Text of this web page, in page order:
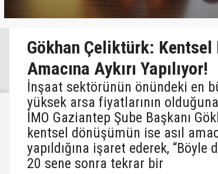
Gökhan Çeliktürk: Kentsel
Amacına Aykırı Yapılıyor!
İnşaat sektörünün önündeki en
yüksek arsa fiyatlarının
İMO Gaziantep Şube Başkanı
kentsel dönüşümün ise asıl
yapıldığına işaret ederek, “Böyle
20 sene sonra tekrar bir